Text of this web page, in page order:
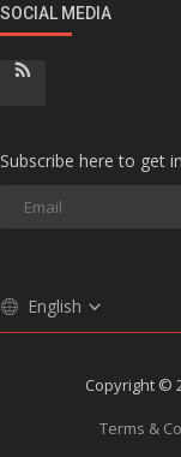
SOCIAL MEDIA
Subscribe here to get
English
Copyright ©
Terms &